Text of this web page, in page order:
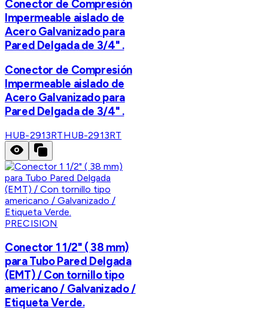
Conector de Compresión
Impermeable aislado de
Acero Galvanizado para
Pared Delgada de 3/4" .
Conector de Compresión
Impermeable aislado de
Acero Galvanizado para
Pared Delgada de 3/4" .
HUB-2913RTHUB-2913RT
PRECISION
Conector 1 1/2" ( 38 mm)
para Tubo Pared Delgada
(EMT) / Con tornillo tipo
americano / Galvanizado /
Etiqueta Verde.